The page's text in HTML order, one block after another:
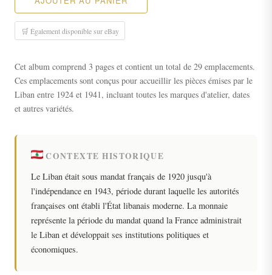
🛒 Également disponible sur eBay
Cet album comprend 3 pages et contient un total de 29 emplacements.
Ces emplacements sont conçus pour accueillir les pièces émises par le
Liban entre 1924 et 1941, incluant toutes les marques d'atelier, dates
et autres variétés.
CONTEXTE HISTORIQUE
Le Liban était sous mandat français de 1920 jusqu'à
l'indépendance en 1943, période durant laquelle les autorités
françaises ont établi l'État libanais moderne. La monnaie
représente la période du mandat quand la France administrait
le Liban et développait ses institutions politiques et
économiques.